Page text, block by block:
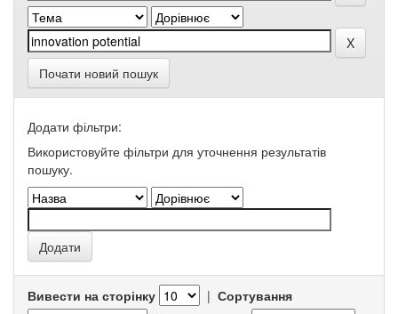
Почати новий пошук
Додати фільтри:
Використовуйте фільтри для уточнення результатів
пошуку.
Вивести на сторінку | Сортування